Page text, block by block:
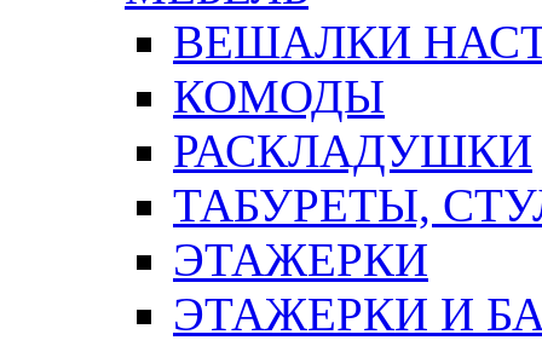
ВЕШАЛКИ
КОМОДЫ
РАСКЛАДУШКИ
ТАБУРЕТЫ,
ЭТАЖЕРКИ
ЭТАЖЕРКИ И